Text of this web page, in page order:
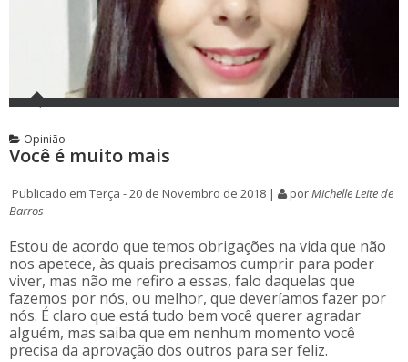
Opinião
Você é muito mais
Publicado em Terça - 20 de Novembro de 2018 | porMichelle Leite de
Barros
Estou de acordo que temos obrigações na vida que não
nos apetece, às quais precisamos cumprir para poder
viver, mas não me refiro a essas, falo daquelas que
fazemos por nós, ou melhor, que deveríamos fazer por
nós. É claro que está tudo bem você querer agradar
alguém, mas saiba que em nenhum momento você
precisa da aprovação dos outros para ser feliz.